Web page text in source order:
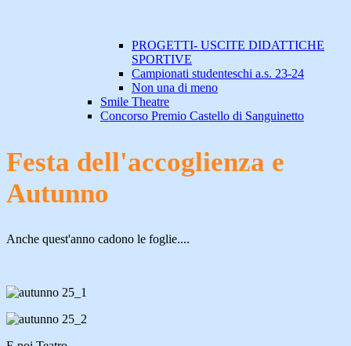
PROGETTI- USCITE DIDATTICHE
SPORTIVE
Campionati studenteschi a.s. 23-24
Non una di meno
Smile Theatre
Concorso Premio Castello di Sanguinetto
Festa dell'accoglienza e
Autunno
Anche quest'anno cadono le foglie....